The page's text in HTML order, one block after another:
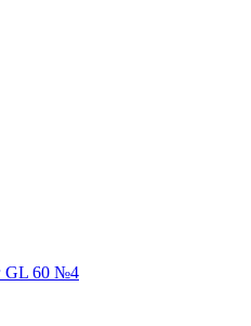
GL 60 №4